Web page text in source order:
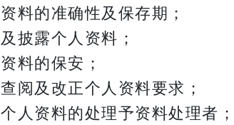
料的准确性及保存期；
披露个人资料；
料的保安；
阅及改正个人资料要求；
人资料的处理予资料处理者；